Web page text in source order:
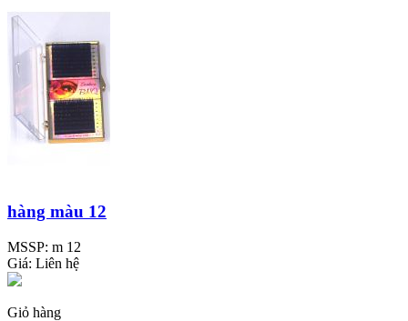
hàng màu 12
MSSP: m 12
Giá: Liên hệ
Giỏ hàng